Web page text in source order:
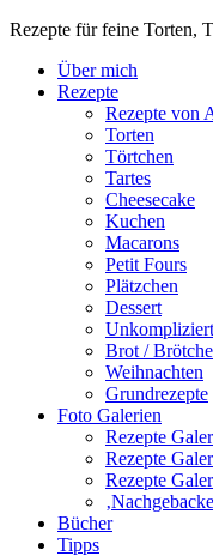
Rezepte für feine Torten,
Über mich
Rezepte
Rezepte von
Torten
Törtchen
Tartes
Cheesecake
Kuchen
Macarons
Petit Fours
Plätzchen
Dessert
Unkompliziert
Brot /
Weihnachten
Grundrezepte
Foto Galerien
Rezepte
Rezepte
Rezepte
Bücher
Tipps